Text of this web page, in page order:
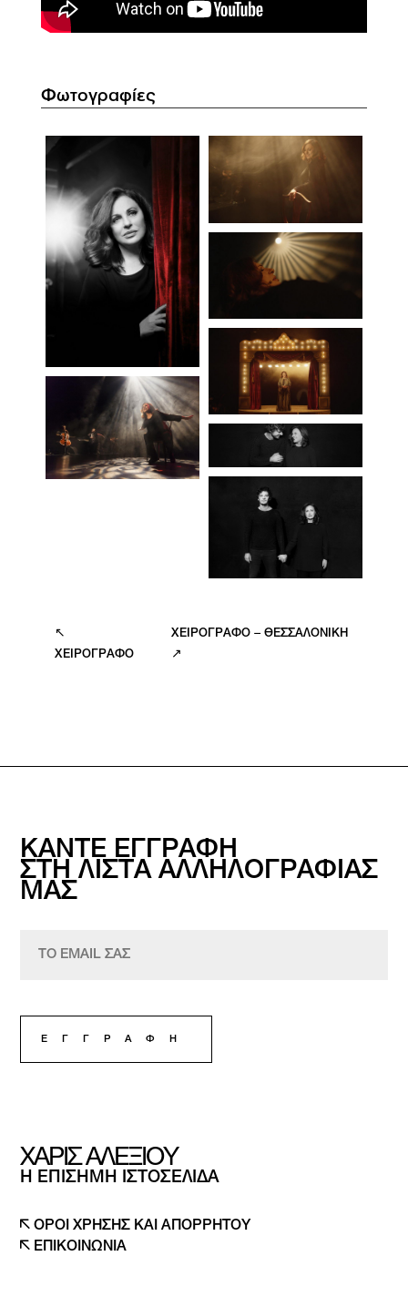
Φωτογραφίες
↖
ΧΕΙΡΟΓΡΑΦΟ
ΧΕΙΡΟΓΡΑΦΟ – ΘΕΣΣΑΛΟΝΙΚΗ
↗
ΚΑΝΤΕ ΕΓΓΡΑΦΗ
ΣΤΗ ΛΙΣΤΑ ΑΛΛΗΛΟΓΡΑΦΙΑΣ
ΜΑΣ
ΧΑΡΙΣ ΑΛΕΞΙΟΥ
Η ΕΠΙΣΗΜΗ ΙΣΤΟΣΕΛΙΔΑ
ΟΡΟΙ ΧΡΗΣΗΣ ΚΑΙ ΑΠΟΡΡΗΤΟΥ
ΕΠΙΚΟΙΝΩΝΙΑ